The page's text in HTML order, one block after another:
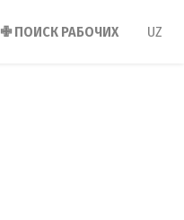
✙ПОИСК РАБОЧИХ UZ